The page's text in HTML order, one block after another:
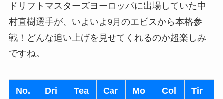
ドリフトマスターズヨーロッパに出場していた中
村直樹選手が、いよいよ9月のエビスから本格参
戦！どんな追い上げを見せてくれるのか超楽しみ
ですね。
No.
Dri
Tea
Car
Mo
Col
Tir